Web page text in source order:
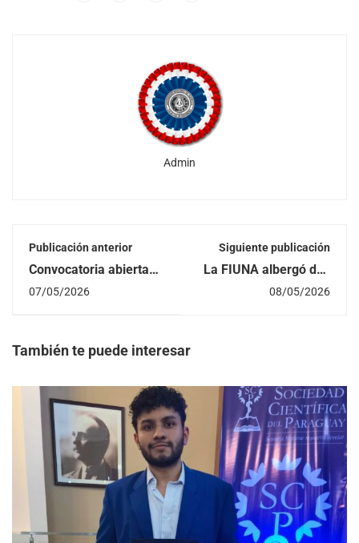
Admin
Publicación anterior
Convocatoria abierta
para presentar
proyectos de
propios de la FIUNA
2026
07/05/2026
Siguiente publicación
La FIUNA albergó dos
grandes eventos de
inteligencia artificial: el
08/05/2026
También te puede interesar